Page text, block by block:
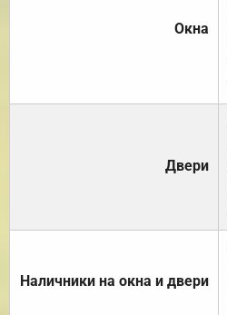
Окна
Двери
Наличники на окна и двери